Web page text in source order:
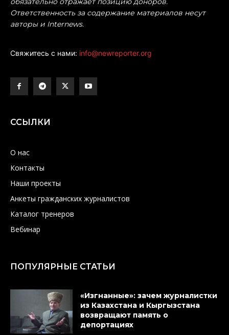
Ответственность за содержание материалов несут
авторы и Internews.
Свяжитесь с нами: info@newreporter.org
ССЫЛКИ
О нас
Контакты
Наши проекты
Анкеты гражданских журналистов
Каталог тренеров
Вебинар
ПОПУЛЯРНЫЕ СТАТЬИ
«Изгнанные»: зачем журналистки
из Казахстана и Кыргызстана
возвращают память о
депортациях